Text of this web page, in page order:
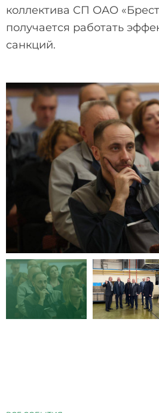
коллектива СП ОАО
получается работать
санкций.